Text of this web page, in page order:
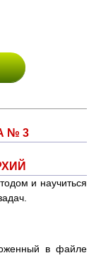
№ 3
и научиться
в файле